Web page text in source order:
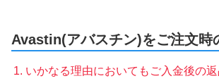
Avastin(アバスチン)をご注文時
いかなる理由においてもご入金後の